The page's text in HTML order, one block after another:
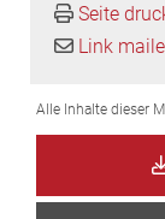
Seite
Link
Alle Inhalte dieser